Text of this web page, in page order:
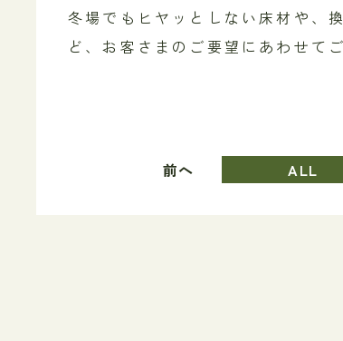
冬場でもヒヤッとしない床材や、
ど、お客さまのご要望にあわせて
前へ ALL